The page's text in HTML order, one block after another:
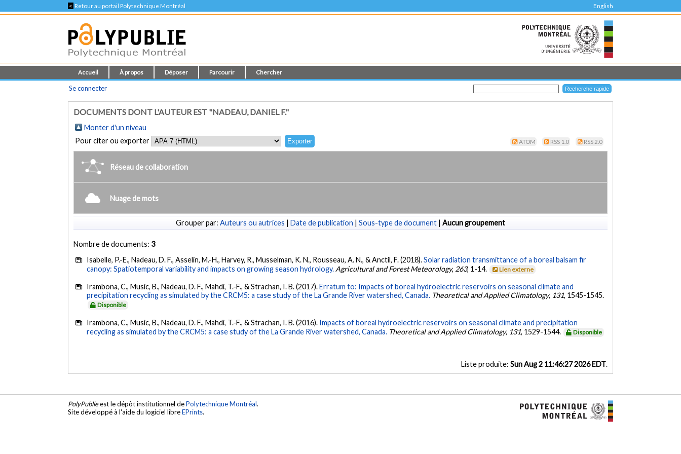
< Retour au portail Polytechnique Montréal English
Accueil À propos Déposer Parcourir Chercher
Se connecter
DOCUMENTS DONT L'AUTEUR EST "NADEAU, DANIEL F."
Monter d'un niveau
Pour citer ou exporter
ATOM RSS 1.0 RSS 2.0
Réseau de collaboration
Nuage de mots
Grouper par: Auteurs ou autrices | Date de publication | Sous-type de document | Aucun groupement
Nombre de documents: 3
Isabelle, P.-E., Nadeau, D. F., Asselin, M.-H., Harvey, R., Musselman, K. N., Rousseau, A. N., & Anctil, F. (2018).Solar radiation transmittance of a boreal balsam fir
canopy: Spatiotemporal variability and impacts on growing season hydrology. Agricultural and Forest Meteorology, 263, 1-14. Lien externe
Irambona, C., Music, B., Nadeau, D. F., Mahdi, T.-F., & Strachan, I. B. (2017).Erratum to: Impacts of boreal hydroelectric reservoirs on seasonal climate and
precipitation recycling as simulated by the CRCM5: a case study of the La Grande River watershed, Canada. Theoretical and Applied Climatology, 131, 1545-1545.
Disponible
Irambona, C., Music, B., Nadeau, D. F., Mahdi, T.-F., & Strachan, I. B. (2016). Impacts of boreal hydroelectric reservoirs on seasonal climate and precipitation
recycling as simulated by the CRCM5: a case study of the La Grande River watershed, Canada. Theoretical and Applied Climatology, 131, 1529-1544. Disponible
Liste produite: Sun Aug 2 11:46:27 2026 EDT.
PolyPublieest le dépôt institutionnel dePolytechnique Montréal.
Site développé à l'aide du logiciel libreEPrints.